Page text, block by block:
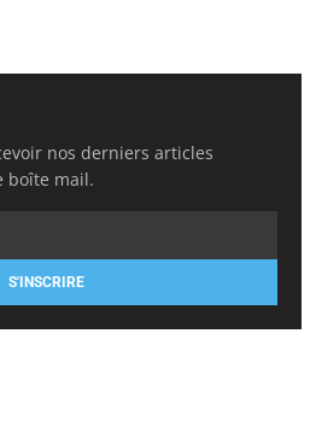
nos derniers articles
boîte mail.
S'INSCRIRE